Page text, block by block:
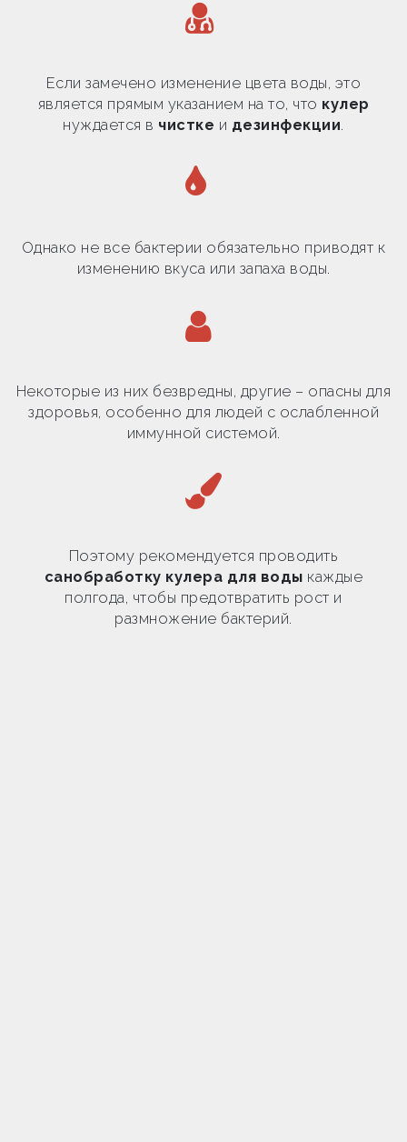
Если замечено изменение цвета воды, это
является прямым указанием на то, что кулер
нуждается в чистке и дезинфекции.
Однако не все бактерии обязательно приводят к
изменению вкуса или запаха воды.
Некоторые из них безвредны, другие – опасны для
здоровья, особенно для людей с ослабленной
иммунной системой.
Поэтому рекомендуется проводить
санобработку кулера для воды каждые
полгода, чтобы предотвратить рост и
размножение бактерий.